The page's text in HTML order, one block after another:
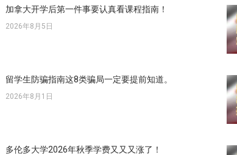
加拿大开学后第一件事要认真看课程指南！
2026年8月5日
留学生防骗指南这8类骗局一定要提前知道。
2026年8月1日
多伦多大学2026年秋季学费又又又涨了！